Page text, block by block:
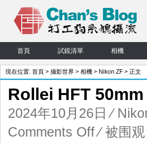
首頁 試鏡清單 相機
現在位置: 首頁 > 攝影世界 > 相機 > Nikon ZF > 正文
Rollei HFT
2024年10月26日 ⁄
Comments Offon
Rollei
⁄ 被围